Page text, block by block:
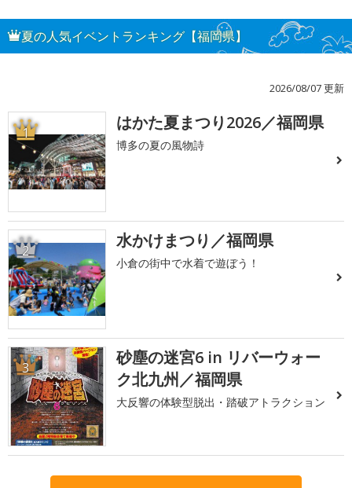
夏の人気イベントランキング【福岡県】
2026/08/07 更新
1 はかた夏まつり2026／福岡県
博多の夏の風物詩
2 水かけまつり／福岡県
小倉の街中で水着で遊ぼう！
3
砂塵の迷宮6 in リバーウォー
ク北九州／福岡県
大反響の体験型脱出・踏破アトラクション